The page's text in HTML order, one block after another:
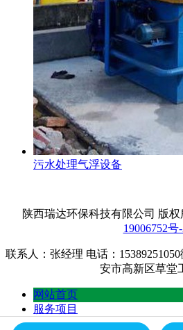
污水处理气浮设备
陕西瑞达环保科技有限公司 版权
19006752号
联系人：张经理 电话：
安市高新区草堂
网站首页
服务项目
产品中心